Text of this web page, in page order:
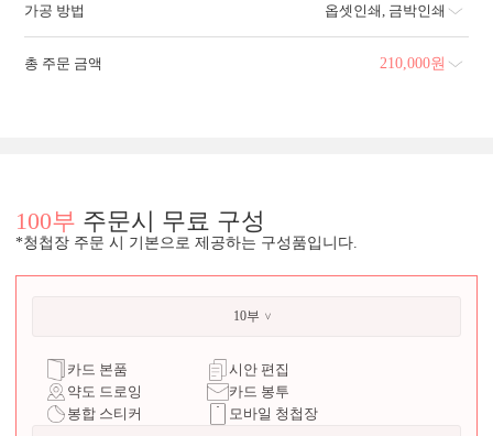
가공 방법 옵셋인쇄 금박인쇄
총 주문 금액 210,000원
100부 주문시 무료 구성
*청첩장 주문 시 기본으로 제공하는 구성품입니다.
10부
카드 본품
시안 편집
약도 드로잉
카드 봉투
봉합 스티커
모바일 청첩장